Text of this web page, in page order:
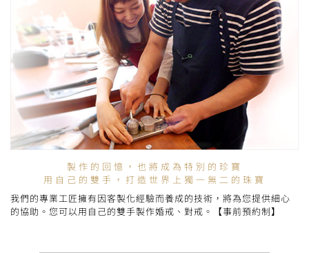
製作的回憶，也將成為特別的珍寶
用自己的雙手，打造世界上獨一無二的珠寶
我們的專業工匠擁有因客製化經驗而養成的技術，將為您提供細心
的協助。您可以用自己的雙手製作婚戒、對戒。【事前預約制】